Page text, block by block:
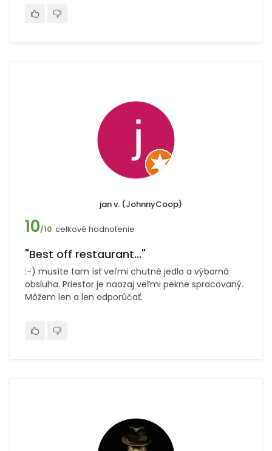
jan v. (JohnnyCoop)
10/10 celkové hodnotenie
"Best off restaurant..."
:-) musíte tam ísť veľmi chutné jedlo a výborná
obsluha. Priestor je naozaj veľmi pekne spracovaný.
Môžem len a len odporúčať.